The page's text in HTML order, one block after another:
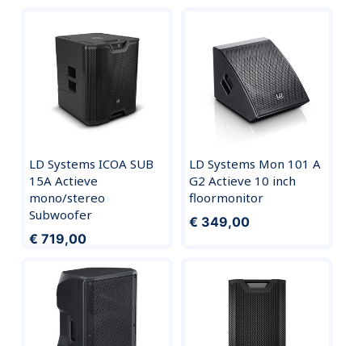
LD Systems ICOA SUB
15A Actieve
mono/stereo
Subwoofer
€ 719,00
LD Systems Mon 101 A
G2 Actieve 10 inch
floormonitor
€ 349,00